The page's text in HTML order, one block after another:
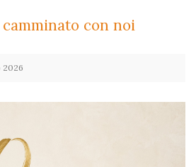
con noi
2026